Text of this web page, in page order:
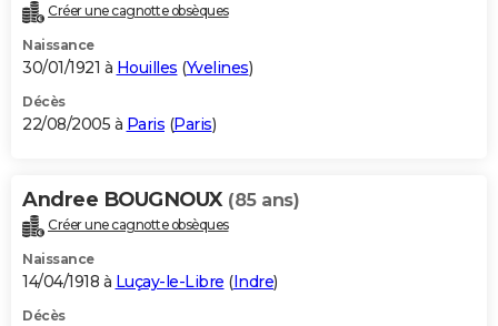
Créer une cagnotte obsèques
Naissance
30/01/1921 à Houilles (Yvelines)
Décès
22/08/2005 à Paris (Paris)
Andree BOUGNOUX (85 ans)
Créer une cagnotte obsèques
Naissance
14/04/1918 à Luçay-le-Libre (Indre)
Décès